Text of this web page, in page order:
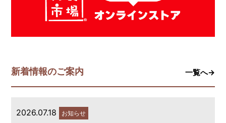
新着情報のご案内 一覧へ→
2026.07.18 お知らせ